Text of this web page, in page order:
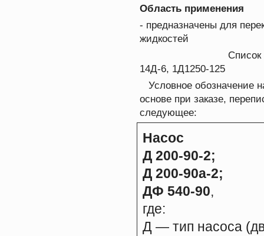
Область применения
- предназначены для
жидкостей
14Д-6, 1Д1250-125
Условное обозначение
основе при заказе,
следующее:
Насос
Д 200-90-2;
Д 200-90а-2;
ДФ 540-90,
где:
Д — тип насоса